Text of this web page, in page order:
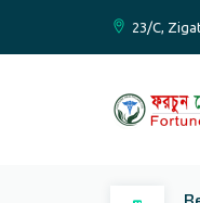
23/C,